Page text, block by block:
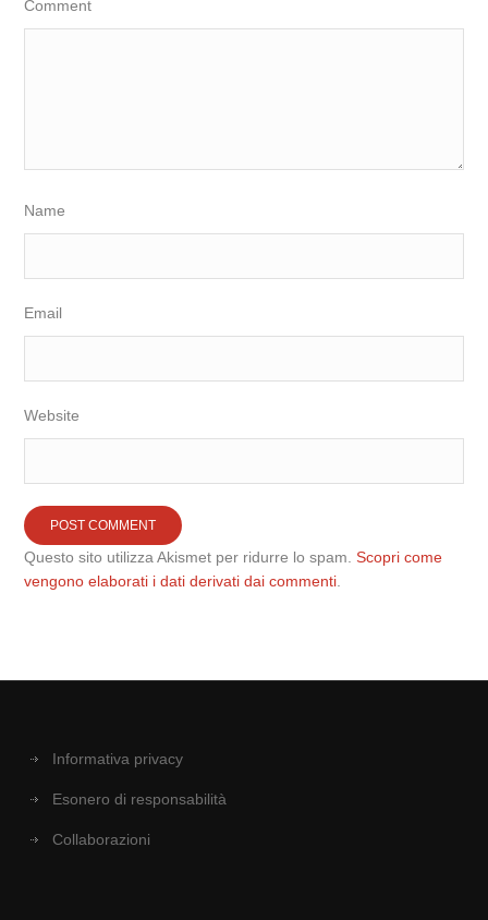
Comment
Name
Email
Website
Questo sito utilizza Akismet per ridurre lo spam.Scopri come
vengono elaborati i dati derivati dai commenti
Informativa privacy
Esonero di responsabilità
Collaborazioni